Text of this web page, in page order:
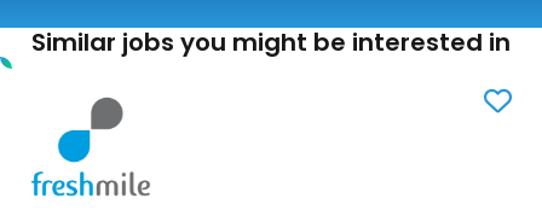
Similar jobs you might be interested in